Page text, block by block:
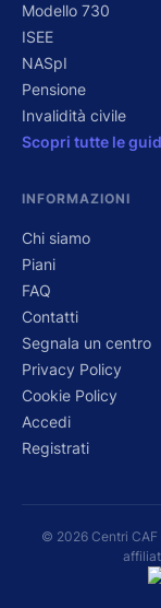
Modello 730
ISEE
NASpI
Pensione
Invalidità civile
Scopri tutte le
INFORMAZIONI
Chi siamo
Piani
FAQ
Contatti
Segnala un centro
Privacy Policy
Cookie Policy
Accedi
Registrati
© 2026 Centri CAF